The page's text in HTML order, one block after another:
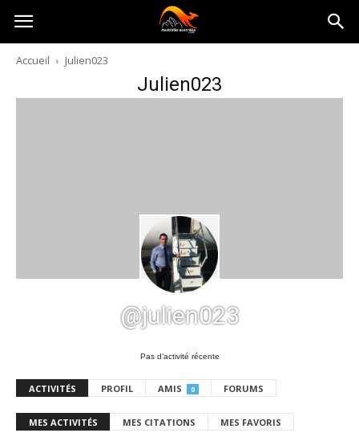
Australia-
australie.com
Accueil Julien023
Julien023
@julien023
Pas d’activité récente
ACTIVITÉS PROFIL AMIS 0 FORUMS
MES ACTIVITÉS MES CITATIONS MES FAVORIS